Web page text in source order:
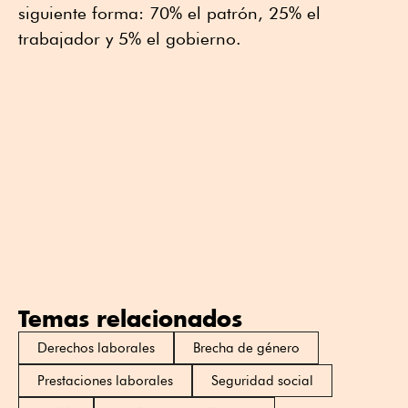
siguiente forma: 70% el patrón, 25% el
trabajador y 5% el gobierno.
Temas relacionados
Derechos laborales
Brecha de género
Prestaciones laborales
Seguridad social